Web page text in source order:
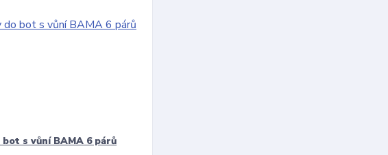
s vůní BAMA 6 párů